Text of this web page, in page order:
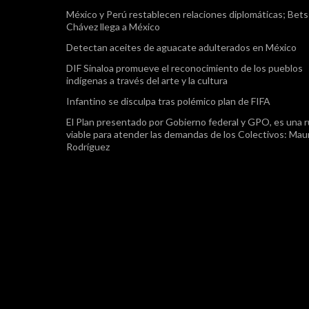
México y Perú restablecen relaciones diplomáticas;
Chávez llega a México
Detectan aceites de aguacate adulterados en México
DIF Sinaloa promueve el reconocimiento de los pueblos
indígenas a través del arte y la cultura
Infantino se disculpa tras polémico plan de FIFA
El Plan presentado por Gobierno federal y GPO, es una
viable para atender las demandas de los Colectivos:
Rodríguez